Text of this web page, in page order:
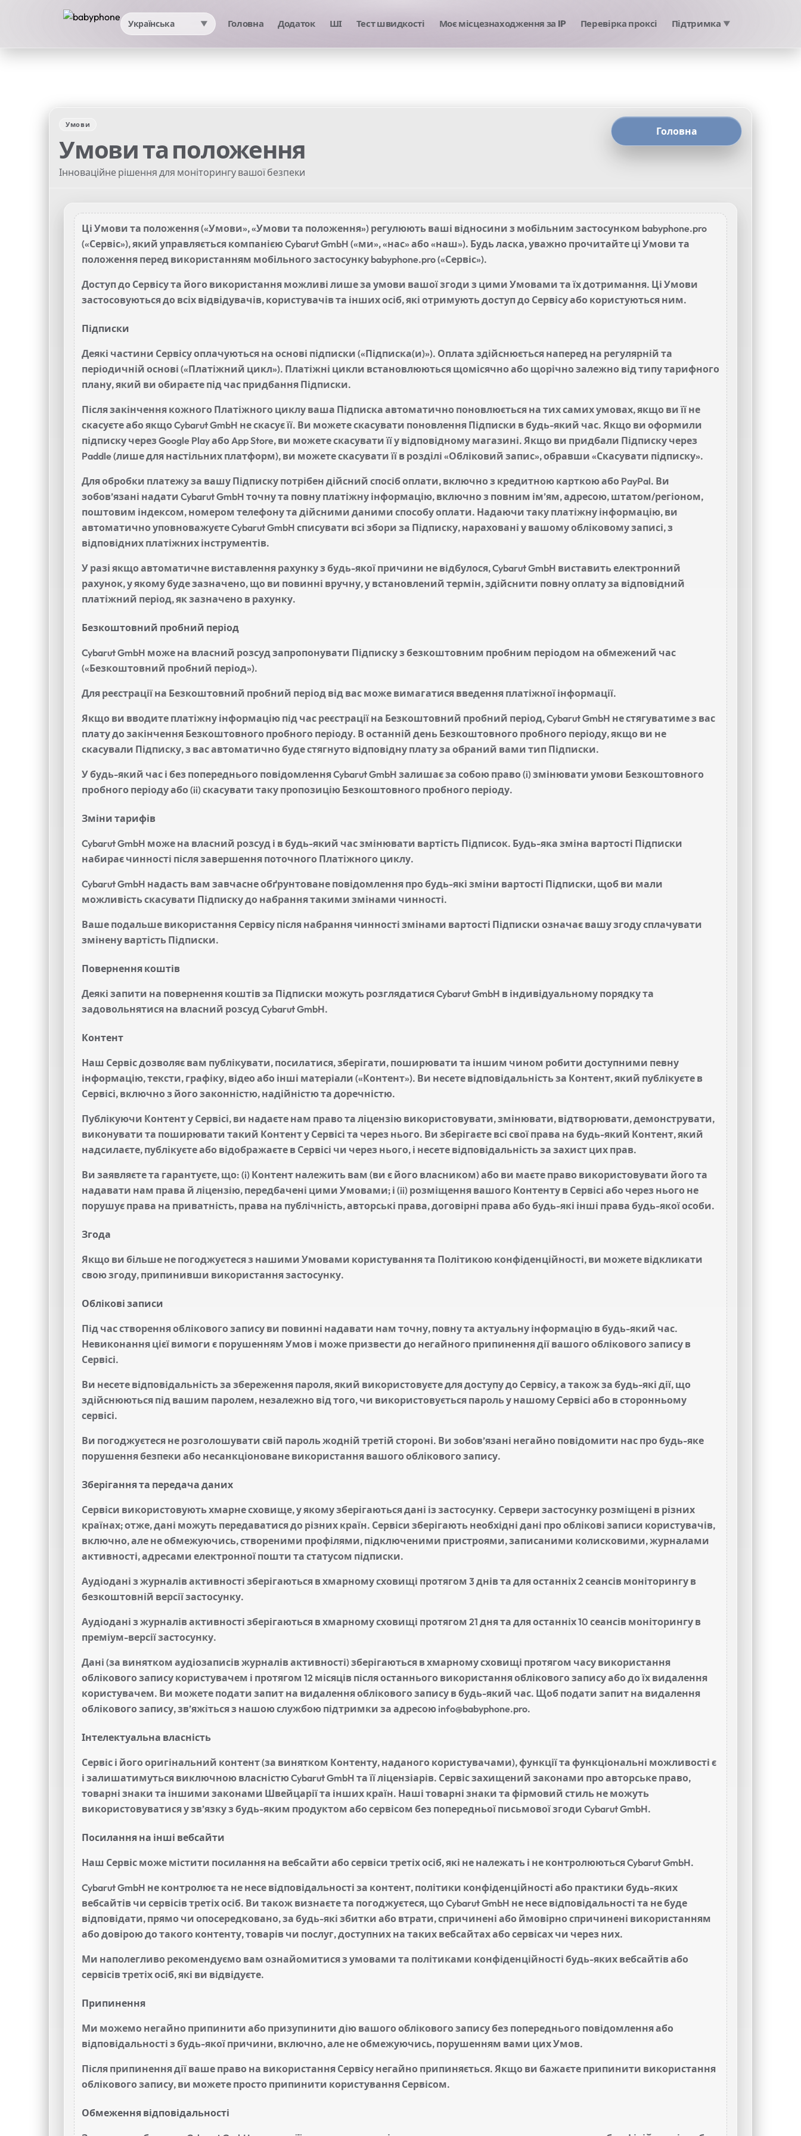
Українська ▼ Головна Додаток ШІ Тест швидкості Моє місцезнаходження за IP Перевірка проксі Підтримка ▼
Умови
Умови та положення
Інноваційне рішення для моніторингу вашої безпеки
Головна
Ці Умови та положення («Умови», «Умови та положення») регулюють ваші відносини з мобільним застосунком babyphone.pro
(«Сервіс»), який управляється компанією Cybarut GmbH («ми», «нас» або «наш»). Будь ласка, уважно прочитайте ці Умови та
положення перед використанням мобільного застосунку babyphone.pro («Сервіс»).
Доступ до Сервісу та його використання можливі лише за умови вашої згоди з цими Умовами та їх дотримання. Ці Умови
застосовуються до всіх відвідувачів, користувачів та інших осіб, які отримують доступ до Сервісу або користуються ним.
Підписки
Деякі частини Сервісу оплачуються на основі підписки («Підписка(и)»). Оплата здійснюється наперед на регулярній та
періодичній основі («Платіжний цикл»). Платіжні цикли встановлюються щомісячно або щорічно залежно від типу тарифного
плану, який ви обираєте під час придбання Підписки.
Після закінчення кожного Платіжного циклу ваша Підписка автоматично поновлюється на тих самих умовах, якщо ви її не
скасуєте або якщо Cybarut GmbH не скасує її. Ви можете скасувати поновлення Підписки в будь-який час. Якщо ви оформили
підписку через Google Play або App Store, ви можете скасувати її у відповідному магазині. Якщо ви придбали Підписку через
Paddle (лише для настільних платформ), ви можете скасувати її в розділі «Обліковий запис», обравши «Скасувати підписку».
Для обробки платежу за вашу Підписку потрібен дійсний спосіб оплати, включно з кредитною карткою або PayPal. Ви
зобов’язані надати Cybarut GmbH точну та повну платіжну інформацію, включно з повним ім’ям, адресою, штатом/регіоном,
поштовим індексом, номером телефону та дійсними даними способу оплати. Надаючи таку платіжну інформацію, ви
автоматично уповноважуєте Cybarut GmbH списувати всі збори за Підписку, нараховані у вашому обліковому записі, з
відповідних платіжних інструментів.
У разі якщо автоматичне виставлення рахунку з будь-якої причини не відбулося, Cybarut GmbH виставить електронний
рахунок, у якому буде зазначено, що ви повинні вручну, у встановлений термін, здійснити повну оплату за відповідний
платіжний період, як зазначено в рахунку.
Безкоштовний пробний період
Cybarut GmbH може на власний розсуд запропонувати Підписку з безкоштовним пробним періодом на обмежений час
(«Безкоштовний пробний період»).
Для реєстрації на Безкоштовний пробний період від вас може вимагатися введення платіжної інформації.
Якщо ви вводите платіжну інформацію під час реєстрації на Безкоштовний пробний період, Cybarut GmbH не стягуватиме з вас
плату до закінчення Безкоштовного пробного періоду. В останній день Безкоштовного пробного періоду, якщо ви не
скасували Підписку, з вас автоматично буде стягнуто відповідну плату за обраний вами тип Підписки.
У будь-який час і без попереднього повідомлення Cybarut GmbH залишає за собою право (i) змінювати умови Безкоштовного
пробного періоду або (ii) скасувати таку пропозицію Безкоштовного пробного періоду.
Зміни тарифів
Cybarut GmbH може на власний розсуд і в будь-який час змінювати вартість Підписок. Будь-яка зміна вартості Підписки
набирає чинності після завершення поточного Платіжного циклу.
Cybarut GmbH надасть вам завчасне обґрунтоване повідомлення про будь-які зміни вартості Підписки, щоб ви мали
можливість скасувати Підписку до набрання такими змінами чинності.
Ваше подальше використання Сервісу після набрання чинності змінами вартості Підписки означає вашу згоду сплачувати
змінену вартість Підписки.
Повернення коштів
Деякі запити на повернення коштів за Підписки можуть розглядатися Cybarut GmbH в індивідуальному порядку та
задовольнятися на власний розсуд Cybarut GmbH.
Контент
Наш Сервіс дозволяє вам публікувати, посилатися, зберігати, поширювати та іншим чином робити доступними певну
інформацію, тексти, графіку, відео або інші матеріали («Контент»). Ви несете відповідальність за Контент, який публікуєте в
Сервісі, включно з його законністю, надійністю та доречністю.
Публікуючи Контент у Сервісі, ви надаєте нам право та ліцензію використовувати, змінювати, відтворювати, демонструвати,
виконувати та поширювати такий Контент у Сервісі та через нього. Ви зберігаєте всі свої права на будь-який Контент, який
надсилаєте, публікуєте або відображаєте в Сервісі чи через нього, і несете відповідальність за захист цих прав.
Ви заявляєте та гарантуєте, що: (i) Контент належить вам (ви є його власником) або ви маєте право використовувати його та
надавати нам права й ліцензію, передбачені цими Умовами; і (ii) розміщення вашого Контенту в Сервісі або через нього не
порушує права на приватність, права на публічність, авторські права, договірні права або будь-які інші права будь-якої особи.
Згода
Якщо ви більше не погоджуєтеся з нашими Умовами користування та Політикою конфіденційності, ви можете відкликати
свою згоду, припинивши використання застосунку.
Облікові записи
Під час створення облікового запису ви повинні надавати нам точну, повну та актуальну інформацію в будь-який час.
Невиконання цієї вимоги є порушенням Умов і може призвести до негайного припинення дії вашого облікового запису в
Сервісі.
Ви несете відповідальність за збереження пароля, який використовуєте для доступу до Сервісу, а також за будь-які дії, що
здійснюються під вашим паролем, незалежно від того, чи використовується пароль у нашому Сервісі або в сторонньому
сервісі.
Ви погоджуєтеся не розголошувати свій пароль жодній третій стороні. Ви зобов’язані негайно повідомити нас про будь-яке
порушення безпеки або несанкціоноване використання вашого облікового запису.
Зберігання та передача даних
Сервіси використовують хмарне сховище, у якому зберігаються дані із застосунку. Сервери застосунку розміщені в різних
країнах; отже, дані можуть передаватися до різних країн. Сервіси зберігають необхідні дані про облікові записи користувачів,
включно, але не обмежуючись, створеними профілями, підключеними пристроями, записаними колисковими, журналами
активності, адресами електронної пошти та статусом підписки.
Аудіодані з журналів активності зберігаються в хмарному сховищі протягом 3 днів та для останніх 2 сеансів моніторингу в
безкоштовній версії застосунку.
Аудіодані з журналів активності зберігаються в хмарному сховищі протягом 21 дня та для останніх 10 сеансів моніторингу в
преміум-версії застосунку.
Дані (за винятком аудіозаписів журналів активності) зберігаються в хмарному сховищі протягом часу використання
облікового запису користувачем і протягом 12 місяців після останнього використання облікового запису або до їх видалення
користувачем. Ви можете подати запит на видалення облікового запису в будь-який час. Щоб подати запит на видалення
облікового запису, зв’яжіться з нашою службою підтримки за адресою info@babyphone.pro.
Інтелектуальна власність
Сервіс і його оригінальний контент (за винятком Контенту, наданого користувачами), функції та функціональні можливості є
і залишатимуться виключною власністю Cybarut GmbH та її ліцензіарів. Сервіс захищений законами про авторське право,
товарні знаки та іншими законами Швейцарії та інших країн. Наші товарні знаки та фірмовий стиль не можуть
використовуватися у зв’язку з будь-яким продуктом або сервісом без попередньої письмової згоди Cybarut GmbH.
Посилання на інші вебсайти
Наш Сервіс може містити посилання на вебсайти або сервіси третіх осіб, які не належать і не контролюються Cybarut GmbH.
Cybarut GmbH не контролює та не несе відповідальності за контент, політики конфіденційності або практики будь-яких
вебсайтів чи сервісів третіх осіб. Ви також визнаєте та погоджуєтеся, що Cybarut GmbH не несе відповідальності та не буде
відповідати, прямо чи опосередковано, за будь-які збитки або втрати, спричинені або ймовірно спричинені використанням
або довірою до такого контенту, товарів чи послуг, доступних на таких вебсайтах або сервісах чи через них.
Ми наполегливо рекомендуємо вам ознайомитися з умовами та політиками конфіденційності будь-яких вебсайтів або
сервісів третіх осіб, які ви відвідуєте.
Припинення
Ми можемо негайно припинити або призупинити дію вашого облікового запису без попереднього повідомлення або
відповідальності з будь-якої причини, включно, але не обмежуючись, порушенням вами цих Умов.
Після припинення дії ваше право на використання Сервісу негайно припиняється. Якщо ви бажаєте припинити використання
облікового запису, ви можете просто припинити користування Сервісом.
Обмеження відповідальності